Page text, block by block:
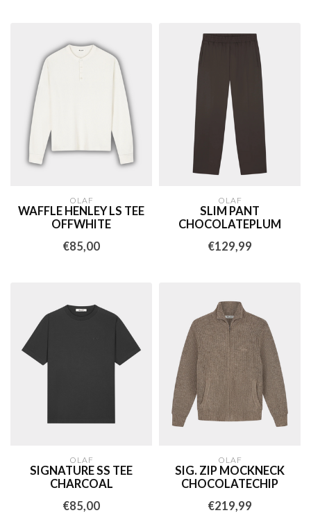
OLAF
WAFFLE HENLEY LS TEE
OFFWHITE
€85,00
OLAF
SLIM PANT
CHOCOLATEPLUM
€129,99
OLAF
SIGNATURE SS TEE
CHARCOAL
€85,00
OLAF
SIG. ZIP MOCKNECK
CHOCOLATECHIP
€219,99